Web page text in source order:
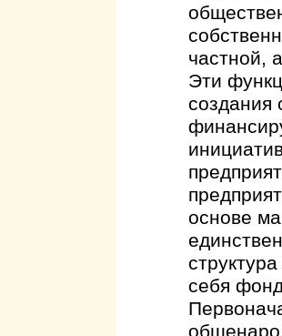
частной,
Эти
создания
основе
себя